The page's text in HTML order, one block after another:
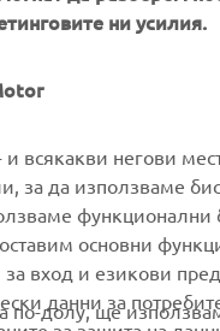
ни усилия.
всякакви негови
за да използваме
основни
вход и езикови
данни за
по-долу, ще